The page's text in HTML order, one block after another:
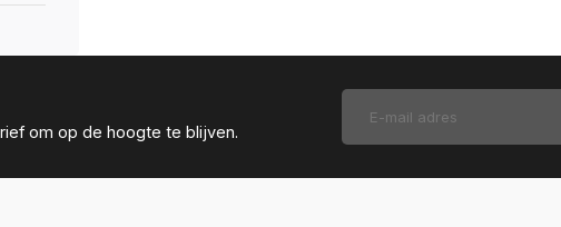
om op de hoogte te blijven.